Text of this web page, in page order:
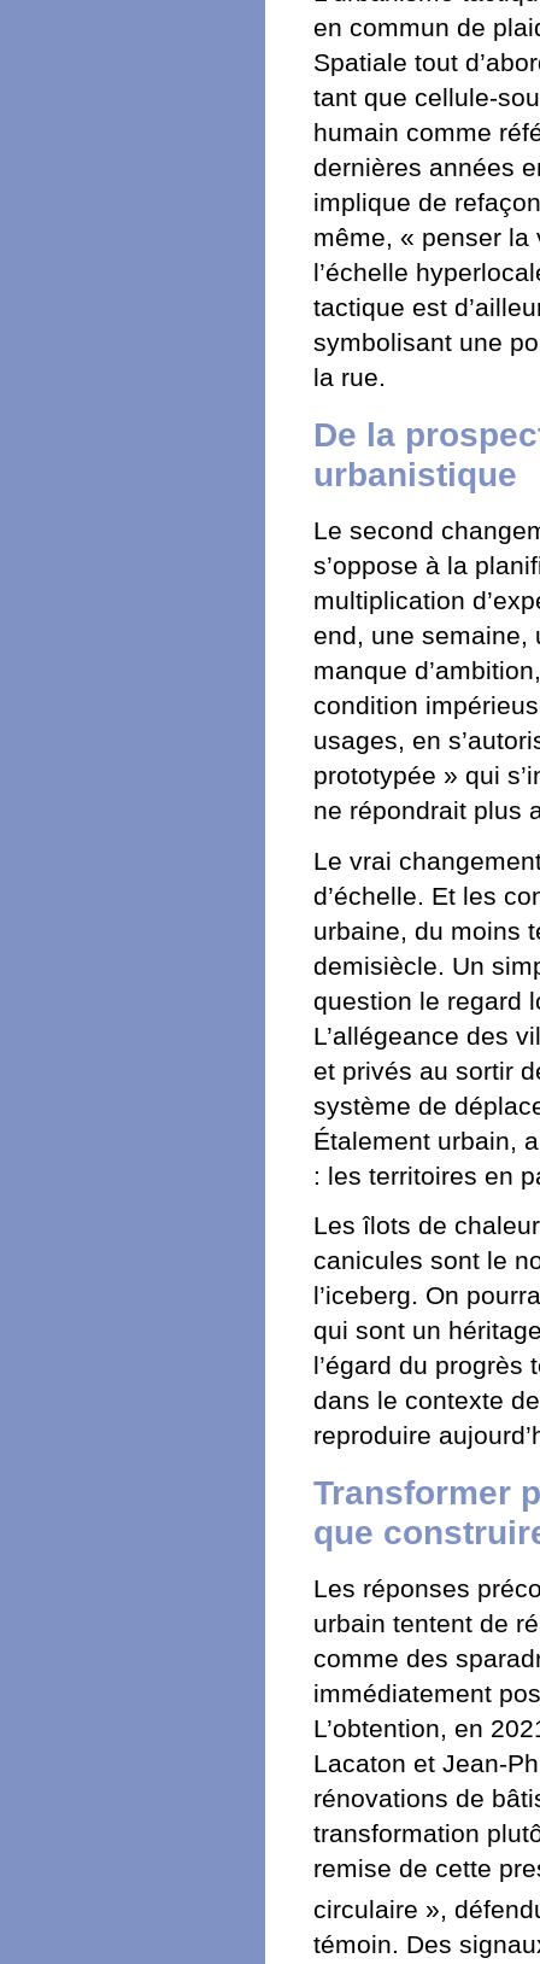
en commun de
Spatiale tout
tant que cellule-
humain comme
dernières années
implique de
même, « penser la
l’échelle
tactique est
symbolisant une
la rue.
De la
urbanistique
Le second
s’oppose à la
multiplication
end, une semaine,
manque
condition
usages, en
prototypée » qui
ne répondrait plus
Le vrai
d’échelle. Et les
urbaine, du moins
demisiècle. Un
question le regard
L’allégeance des
et privés au sortir
système de
Étalement urbain,
: les territoires en
Les îlots de
canicules sont le
l’iceberg. On
qui sont un
l’égard du
dans le contexte
reproduire
Transformer
que
Les réponses
urbain tentent de
comme des
immédiatement
L’obtention, en
Lacaton et Jean-
rénovations de
transformation
remise de cette
circulaire »,
témoin. Des